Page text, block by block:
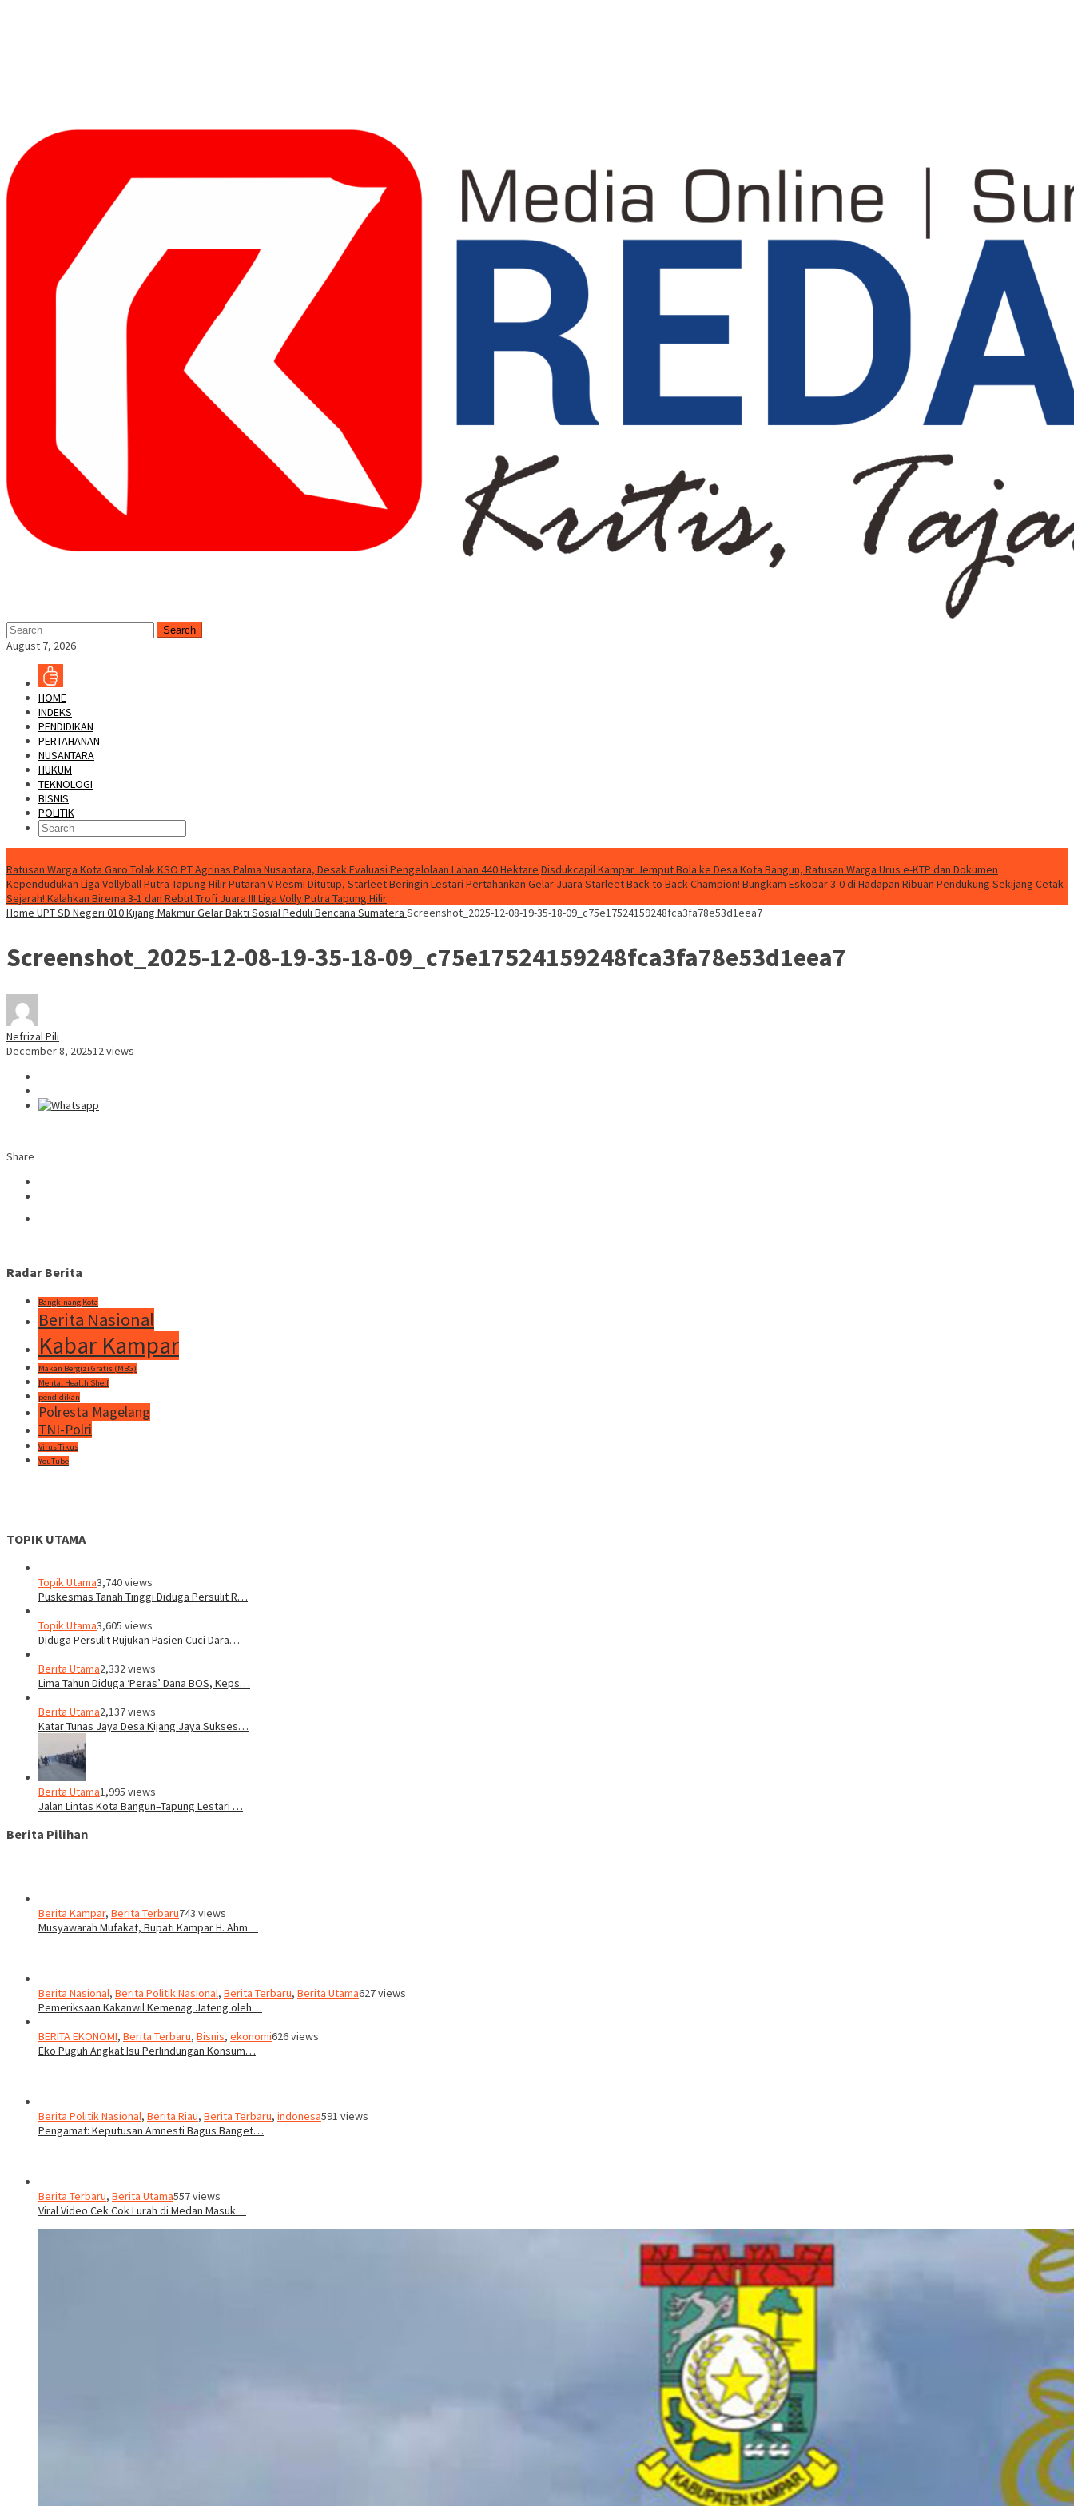
Menu
Search
August 7, 2026
HOME
INDEKS
PENDIDIKAN
PERTAHANAN
NUSANTARA
HUKUM
TEKNOLOGI
BISNIS
POLITIK
Ratusan Warga Kota Garo Tolak KSO PT Agrinas Palma Nusantara, Desak Evaluasi Pengelolaan Lahan 440 Hektare Disdukcapil Kampar Jemput Bola ke Desa Kota Bangun, Ratusan Warga Urus e-KTP dan Dokumen
Kependudukan Liga Vollyball Putra Tapung Hilir Putaran V Resmi Ditutup, Starleet Beringin Lestari Pertahankan Gelar Juara Starleet Back to Back Champion! Bungkam Eskobar 3-0 di Hadapan Ribuan Pendukung Sekijang Cetak
Sejarah! Kalahkan Birema 3-1 dan Rebut Trofi Juara III Liga Volly Putra Tapung Hilir
Home UPT SD Negeri 010 Kijang Makmur Gelar Bakti Sosial Peduli Bencana Sumatera Screenshot_2025-12-08-19-35-18-09_c75e17524159248fca3fa78e53d1eea7
Screenshot_2025-12-08-19-35-18-09_c75e17524159248fca3fa78e53d1eea7
Nefrizal Pili
December 8, 202512 views
Share
Radar Berita
Bangkinang Kota
Berita Nasional
Kabar Kampar
Makan Bergizi Gratis (MBG)
Mental Health Shelf
pendidikan
Polresta Magelang
TNI-Polri
Virus Tikus
YouTube
TOPIK UTAMA
Topik Utama3,740 views
Puskesmas Tanah Tinggi Diduga Persulit R…
Topik Utama3,605 views
Diduga Persulit Rujukan Pasien Cuci Dara…
Berita Utama2,332 views
Lima Tahun Diduga ‘Peras’ Dana BOS, Keps…
Berita Utama2,137 views
Katar Tunas Jaya Desa Kijang Jaya Sukses…
Berita Utama1,995 views
Jalan Lintas Kota Bangun–Tapung Lestari …
Berita Pilihan
Berita Kampar, Berita Terbaru743 views
Musyawarah Mufakat, Bupati Kampar H. Ahm…
Berita Nasional, Berita Politik Nasional, Berita Terbaru, Berita Utama627 views
Pemeriksaan Kakanwil Kemenag Jateng oleh…
BERITA EKONOMI, Berita Terbaru, Bisnis, ekonomi626 views
Eko Puguh Angkat Isu Perlindungan Konsum…
Berita Politik Nasional, Berita Riau, Berita Terbaru, indonesa591 views
Pengamat: Keputusan Amnesti Bagus Banget…